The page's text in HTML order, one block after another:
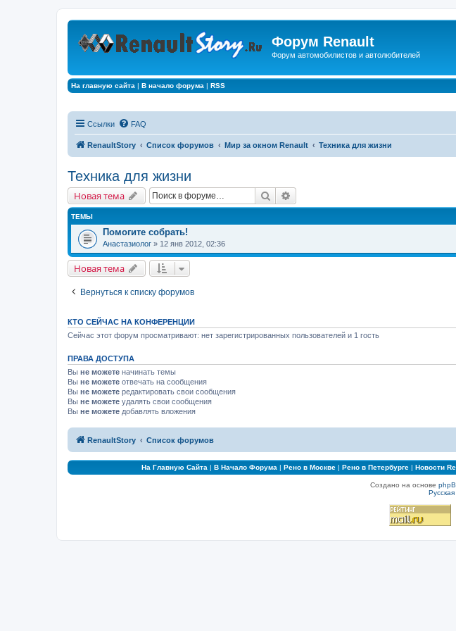
Форум Renault
Форум автомобилистов и автолюбителей
На главную сайта | В начало форума | RSS
Ссылки FAQ
RenaultStory Список форумов Мир за окном Renault Техника для жизни
Техника для жизни
Новая тема Поиск
ТЕМЫ
Помогите собрать!
Анастазиолог » 12 янв 2012, 02:36
Новая тема
Вернуться к списку форумов
КТО СЕЙЧАС НА КОНФЕРЕНЦИИ
Сейчас этот форум просматривают: нет зарегистрированных пользователей и 1 гость
ПРАВА ДОСТУПА
Вы не можете начинать темы
Вы не можете отвечать на сообщения
Вы не можете редактировать свои сообщения
Вы не можете удалять свои сообщения
Вы не можете добавлять вложения
RenaultStory Список форумов
На Главную Сайта | В Начало Форума | Рено в Москве| Рено в Петербурге| Новости
Создано на основе